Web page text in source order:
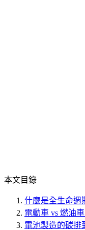
本文目錄
什麼是全生命週
電動車 vs 燃油
電池製造的碳排